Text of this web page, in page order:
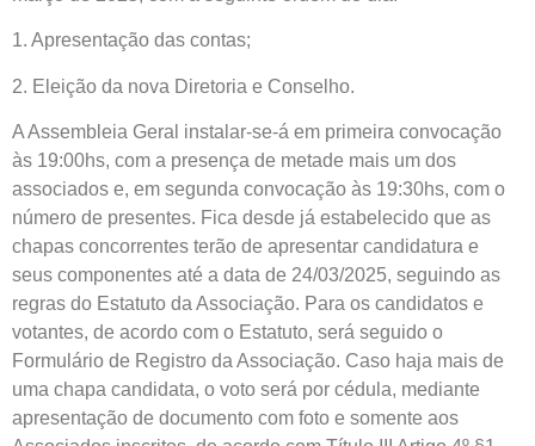
1. Apresentação das contas;
2. Eleição da nova Diretoria e Conselho.
A Assembleia Geral instalar-se-á em primeira convocação
às 19:00hs, com a presença de metade mais um dos
associados e, em segunda convocação às 19:30hs, com o
número de presentes. Fica desde já estabelecido que as
chapas concorrentes terão de apresentar candidatura e
seus componentes até a data de 24/03/2025, seguindo as
regras do Estatuto da Associação. Para os candidatos e
votantes, de acordo com o Estatuto, será seguido o
Formulário de Registro da Associação. Caso haja mais de
uma chapa candidata, o voto será por cédula, mediante
apresentação de documento com foto e somente aos